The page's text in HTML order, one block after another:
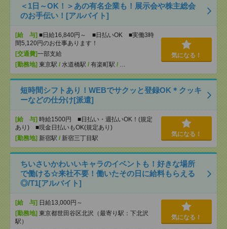
＜1日～OK！＞あの有名企業も！展示会や株主総会
のお手伝い！[アルバイト]
[給 与] ■日給16,840円～ ■日払いOK ■実働3時
間5,120円のお仕事あります！
[交通費]一部支給
[勤務地] 東京駅 / 水道橋駅 / 有楽町駅 / …
気になる！
短時間シフトあり！WEBでサクッと登録OK＊クッキ
ーなどの仕分け[派遣]
[給 与] 時給1500円 ■日払い・週払いOK！(規定
あり) ■現金日払いもOK(規定あり)
[勤務地] 新宿駅 / 新宿三丁目駅
気になる！
ちいさいかわいいキャラのイベントも！好きな場所
で働ける☆来社不要！働いたその日に給料もらえる
◎/T1[アルバイト]
[給 与] 日給13,000円～
[勤務地] 東京都世田谷区北沢（最寄り駅：下北沢
駅）
気になる！